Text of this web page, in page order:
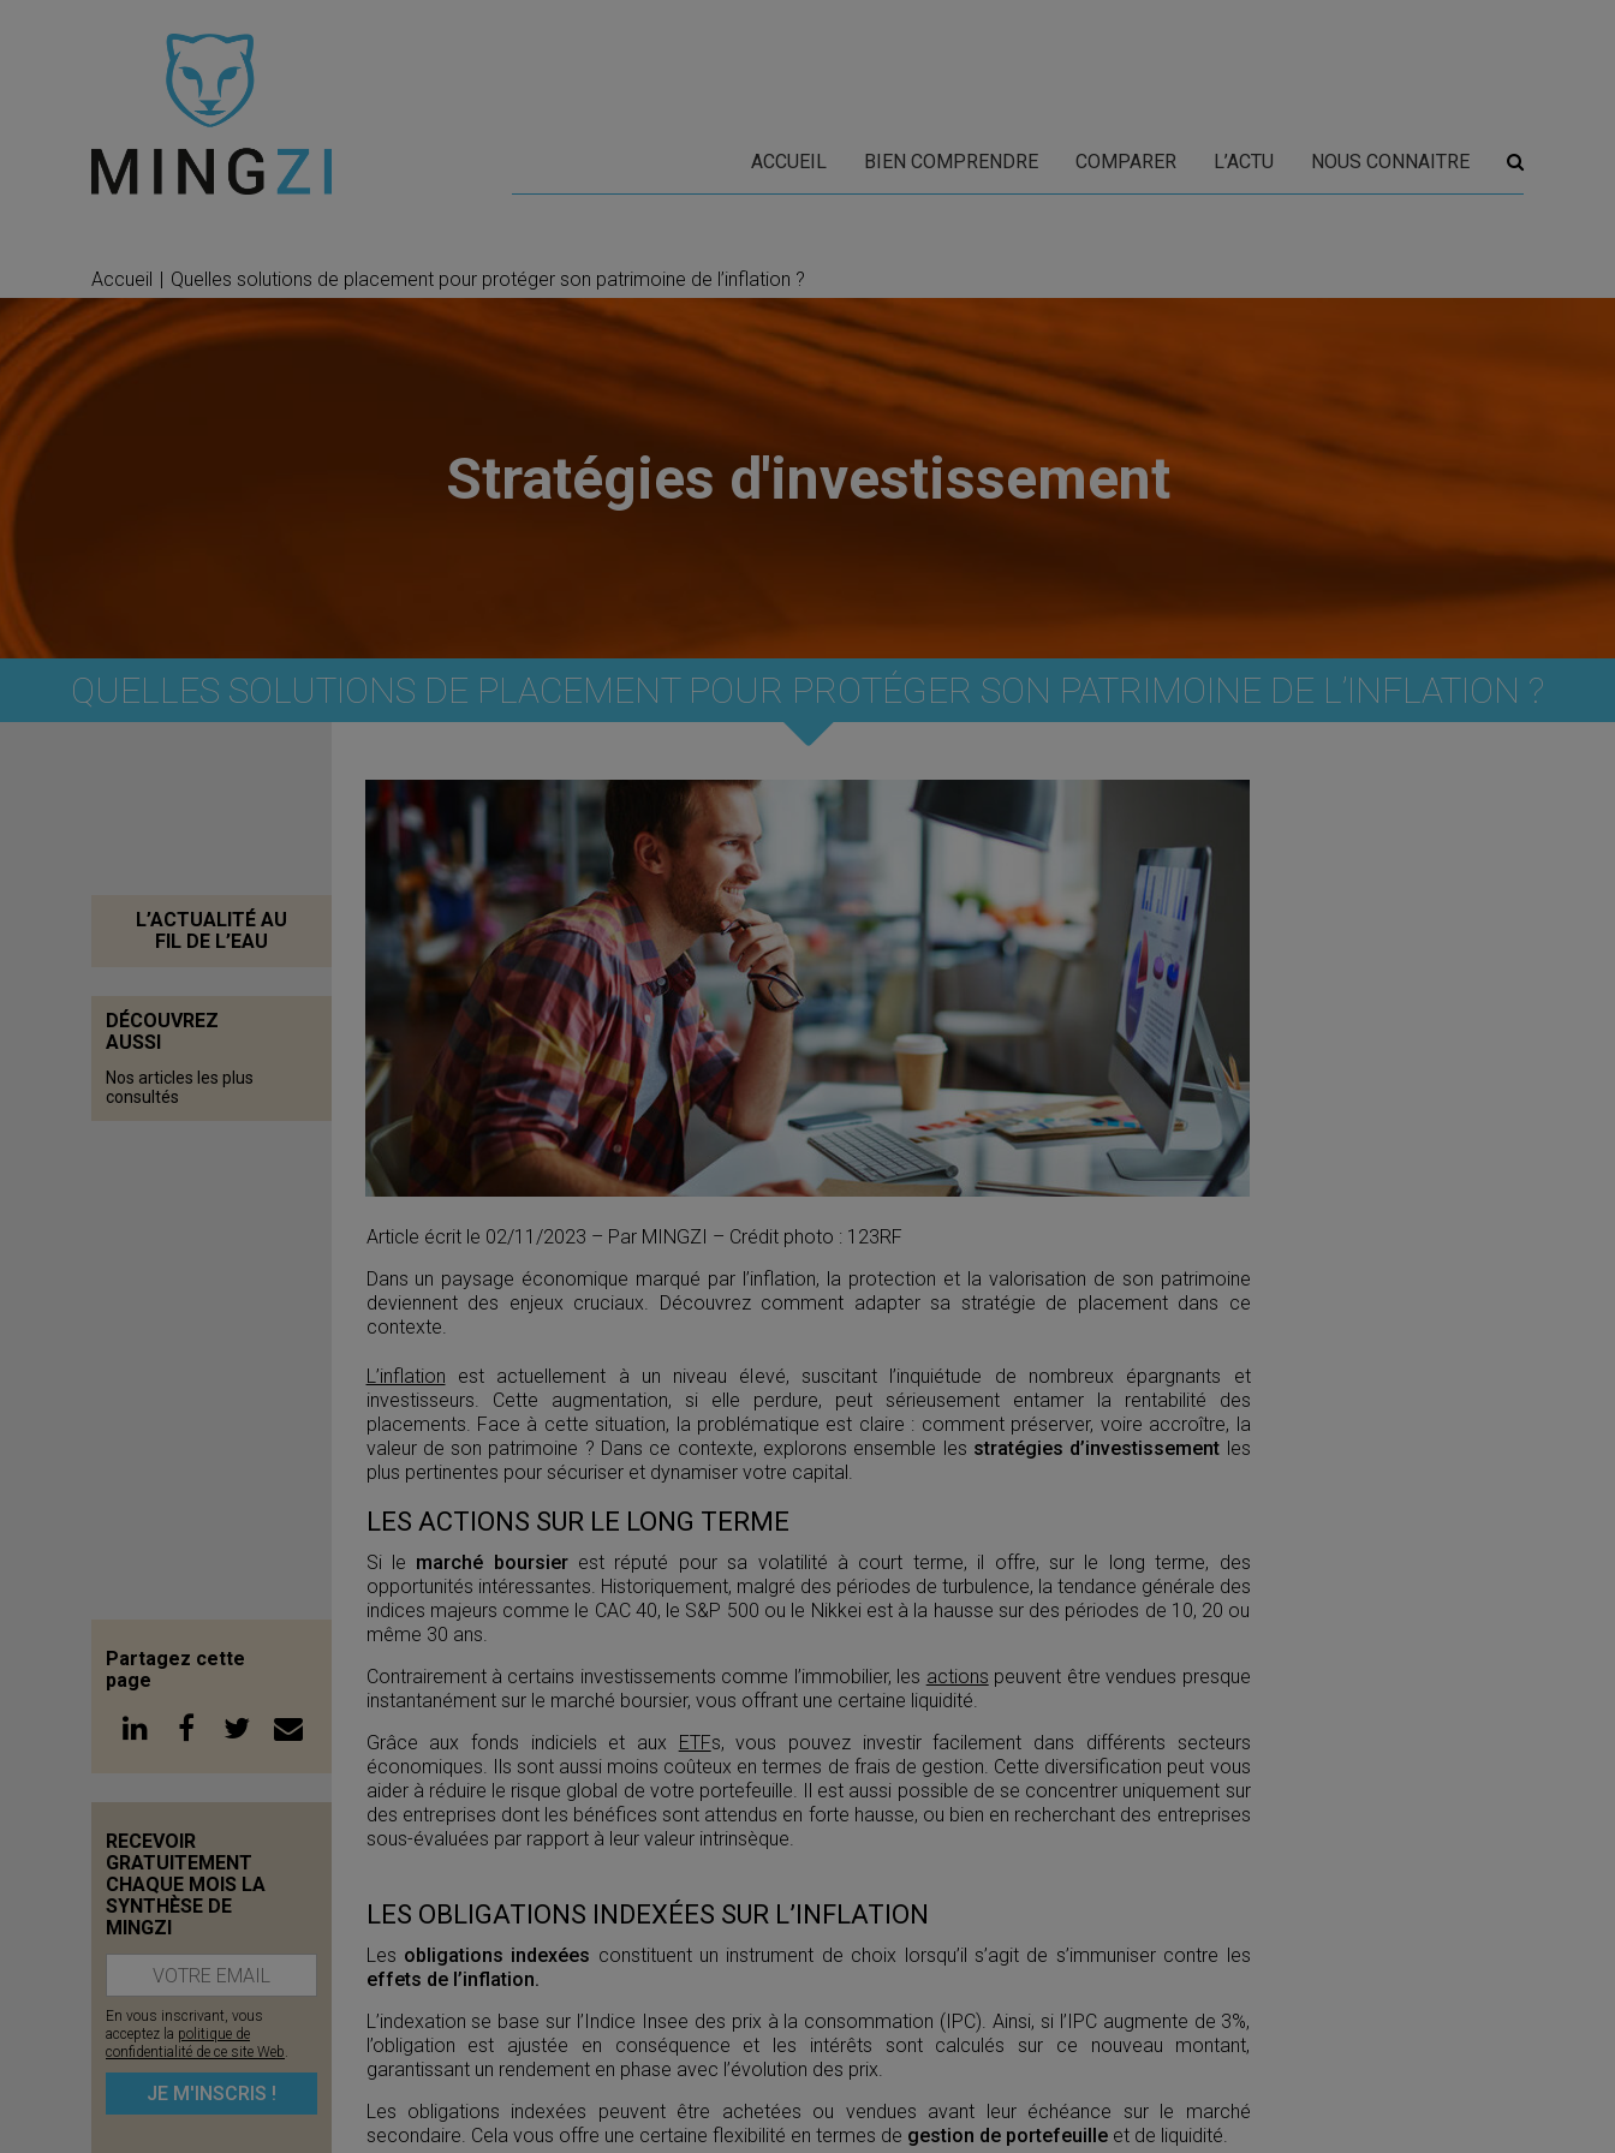
ACCUEIL BIEN COMPRENDRE COMPARER L’ACTU NOUS CONNAITRE
Accueil | Quelles solutions de placement pour protéger son patrimoine de l’inflation ?
Stratégies d'investissement
QUELLES SOLUTIONS DE PLACEMENT POUR PROTÉGER SON PATRIMOINE DE L’INFLATION ?
Article écrit le 02/11/2023 – Par MINGZI – Crédit photo : 123RF
Dans un paysage économique marqué par l’inflation, la protection et la valorisation de son patrimoine
deviennent des enjeux cruciaux. Découvrez comment adapter sa stratégie de placement dans ce
contexte.
L’inflation est actuellement à un niveau élevé, suscitant l’inquiétude de nombreux épargnants et
investisseurs. Cette augmentation, si elle perdure, peut sérieusement entamer la rentabilité des
placements. Face à cette situation, la problématique est claire : comment préserver, voire accroître, la
valeur de son patrimoine ? Dans ce contexte, explorons ensemble les stratégies d’investissement les
plus pertinentes pour sécuriser et dynamiser votre capital.
LES ACTIONS SUR LE LONG TERME
Si le marché boursierest réputé pour sa volatilité à court terme, il offre, sur le long terme, des
opportunités intéressantes. Historiquement, malgré des périodes de turbulence, la tendance générale des
indices majeurs comme le CAC 40, le S&P 500 ou le Nikkei est à la hausse sur des périodes de 10, 20 ou
même 30 ans.
Contrairement à certains investissements comme l’immobilier, les actions peuvent être vendues presque
instantanément sur le marché boursier, vous offrant une certaine liquidité.
Grâce aux fonds indiciels et aux
ETFs, vous pouvez investir facilement dans différents secteurs
économiques. Ils sont aussi moins coûteux en termes de frais de gestion. Cette diversification peut vous
aider à réduire le risque global de votre portefeuille. Il est aussi possible de se concentrer uniquement sur
des entreprises dont les bénéfices sont attendus en forte hausse, ou bien en recherchant des entreprises
sous-évaluées par rapport à leur valeur intrinsèque.
LES OBLIGATIONS INDEXÉES SUR L’INFLATION
Les obligations indexées constituent un instrument de choix lorsqu’il s’agit de s’immuniser contre les
effets de l’inflation.
L’indexation se base sur l’Indice Insee des prix à la consommation (IPC). Ainsi, si l’IPC augmente de 3%,
l’obligation est ajustée en conséquence et les intérêts sont calculés sur ce nouveau montant,
garantissant un rendement en phase avec l’évolution des prix.
Les obligations indexées peuvent être achetées ou vendues avant leur échéance sur le marché
secondaire. Cela vous offre une certaine flexibilité en termes de gestion de portefeuilleet de liquidité.
L’ACTUALITÉ AU
FIL DE L’EAU
DÉCOUVREZ
AUSSI
Nos articles les plus
consultés
Partagez cette
page
RECEVOIR
GRATUITEMENT
CHAQUE MOIS LA
SYNTHÈSE DE
MINGZI
En vous inscrivant, vous
acceptez la politique de
confidentialité de ce site Web.